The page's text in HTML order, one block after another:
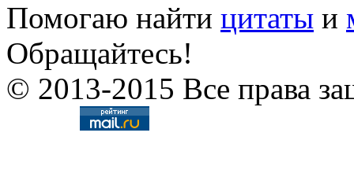
Помогаю найти цитаты и
Обращайтесь!
© 2013-2015 Все права